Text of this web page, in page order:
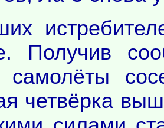
Получив
самолёты
четвёрка